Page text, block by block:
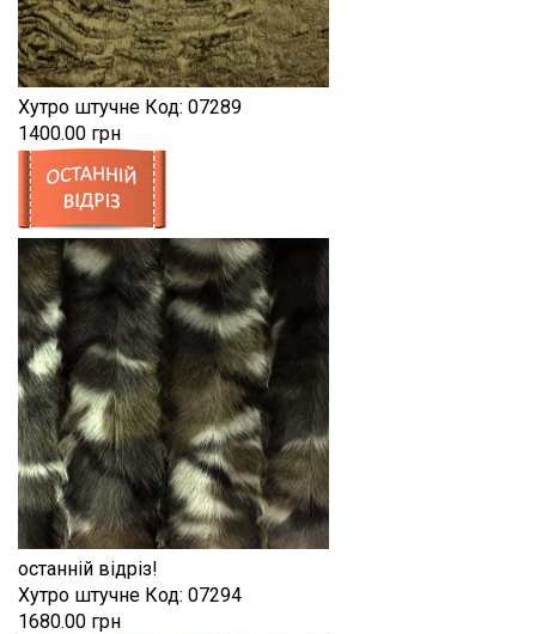
Хутро штучне Код: 07289
1400.00 грн
останній відріз!
Хутро штучне Код: 07294
1680.00 грн